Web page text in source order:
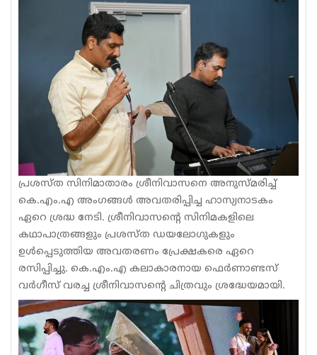
പ്രശസ്ത സിനിമാതാരം ശ്രീനിവാസനെ അനുസ്മരിച്ച്
കെ.എം.എ അംഗങ്ങൾ അവതരിപ്പിച്ച ഹാസ്യനാടകം
ഏറെ ശ്രദ്ധ നേടി. ശ്രീനിവാസന്റെ സിനിമകളിലെ
കഥാപാത്രങ്ങളും പ്രശസ്ത ഡയലോഗുകളും
ഉൾപ്പെടുത്തിയ അവതരണം പ്രേക്ഷകരെ ഏറെ
രസിപ്പിച്ചു. കെ.എം.എ കലാകാരനായ ഫെർണാണ്ടസ്
വർഗീസ് വരച്ച ശ്രീനിവാസന്റെ ചിത്രവും ശ്രദ്ധേയമായി.